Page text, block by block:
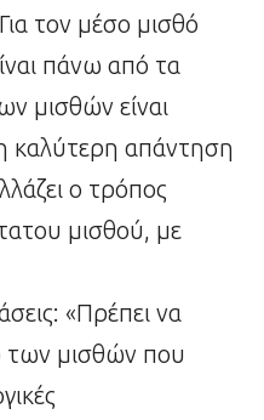
τον μέσο μισθό
πάνω από τα
μισθών είναι
η καλύτερη απάντηση
ο τρόπος
μισθού, με
«Πρέπει να
μισθών που